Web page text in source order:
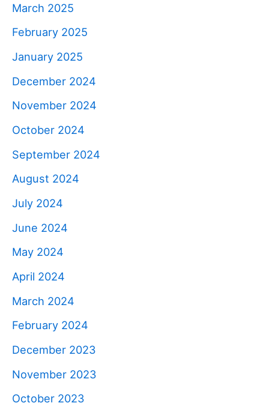
March 2025
February 2025
January 2025
December 2024
November 2024
October 2024
September 2024
August 2024
July 2024
June 2024
May 2024
April 2024
March 2024
February 2024
December 2023
November 2023
October 2023